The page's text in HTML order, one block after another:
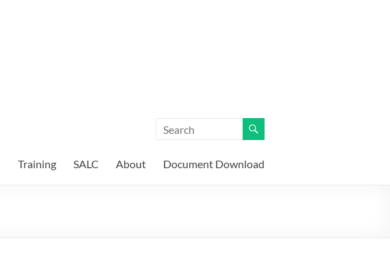
Training SALC About Document Download